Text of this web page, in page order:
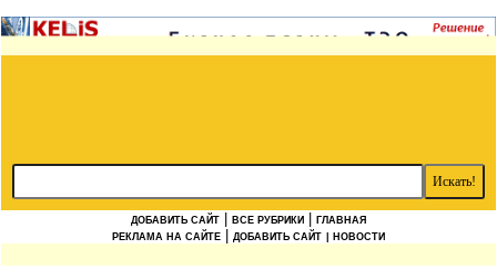
ДОБАВИТЬ САЙТ ВСЕ РУБРИКИ
ГЛАВНАЯ
РЕКЛАМА НА САЙТЕ
ДОБАВИТЬ САЙТ | НОВОСТИ